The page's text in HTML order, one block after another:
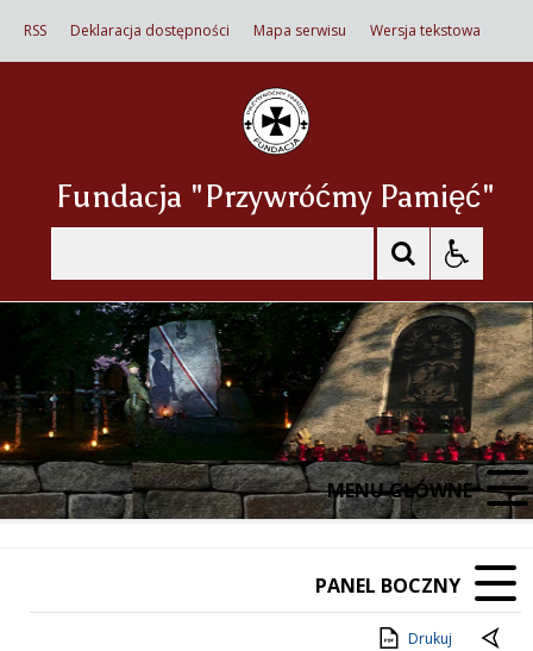
RSS Deklaracja dostępności Mapa serwisu Wersja tekstowa
Fundacja "Przywróćmy Pamięć"
MENU GŁÓWNE
PANEL BOCZNY
Drukuj